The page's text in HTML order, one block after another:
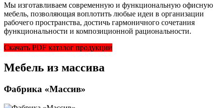
Мы изготавливаем современную и функциональную офисную
мебель, позволяющая воплотить любые идеи в организации
рабочего пространства, достичь гармоничного сочетания
функциональности и композиционной рациональности.
Скачать PDF каталог продукции
Мебель из массива
Фабрика «Массив»